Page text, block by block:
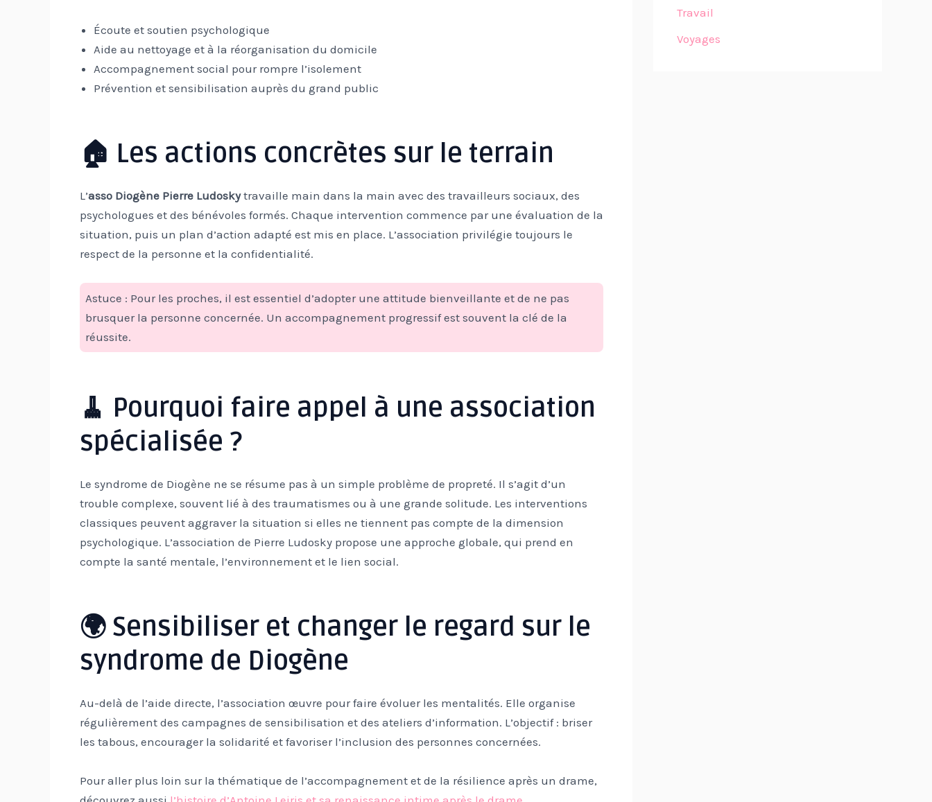
Écoute et soutien psychologique
Aide au nettoyage et à la réorganisation du domicile
Accompagnement social pour rompre l’isolement
Prévention et sensibilisation auprès du grand public
🏠 Les actions concrètes sur le terrain
L’asso Diogène Pierre Ludoskytravaille main dans la main avec des travailleurs sociaux, des
psychologues et des bénévoles formés. Chaque intervention commence par une évaluation de la
situation, puis un plan d’action adapté est mis en place. L’association privilégie toujours le
respect de la personne et la confidentialité.
Astuce : Pour les proches, il est essentiel d’adopter une attitude bienveillante et de ne pas
brusquer la personne concernée. Un accompagnement progressif est souvent la clé de la
réussite.
🧹 Pourquoi faire appel à une association
spécialisée ?
Le syndrome de Diogène ne se résume pas à un simple problème de propreté. Il s’agit d’un
trouble complexe, souvent lié à des traumatismes ou à une grande solitude. Les interventions
classiques peuvent aggraver la situation si elles ne tiennent pas compte de la dimension
psychologique. L’association de Pierre Ludosky propose une approche globale, qui prend en
compte la santé mentale, l’environnement et le lien social.
🌍 Sensibiliser et changer le regard sur le
syndrome de Diogène
Au-delà de l’aide directe, l’association œuvre pour faire évoluer les mentalités. Elle organise
régulièrement des campagnes de sensibilisation et des ateliers d’information. L’objectif : briser
les tabous, encourager la solidarité et favoriser l’inclusion des personnes concernées.
Pour aller plus loin sur la thématique de l’accompagnement et de la résilience après un drame,
Travail
Voyages